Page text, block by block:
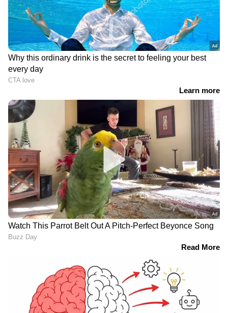
വിശ്വസനീയമായ വാർത്തകൾ ലഭിക്കാൻ
Asianet News Malayalam
RECOMMENDED STORIES